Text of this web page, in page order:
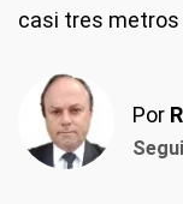
casi tres
Por